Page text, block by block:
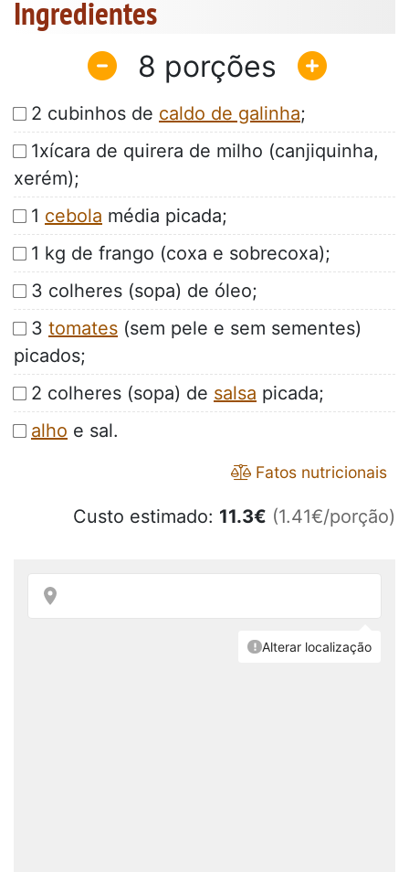
Ingredientes
8
2 cubinhos de caldo de galinha;
1xícara de quirera de milho (canjiquinha,
xerém);
1 cebola média picada;
1 kg de frango (coxa e sobrecoxa);
3 colheres (sopa) de óleo;
3 tomates (sem pele e sem sementes)
picados;
2 colheres (sopa) de salsa picada;
alho e sal.
Fatos nutricionais
Custo estimado: 11.3€ (1.41€/porção)